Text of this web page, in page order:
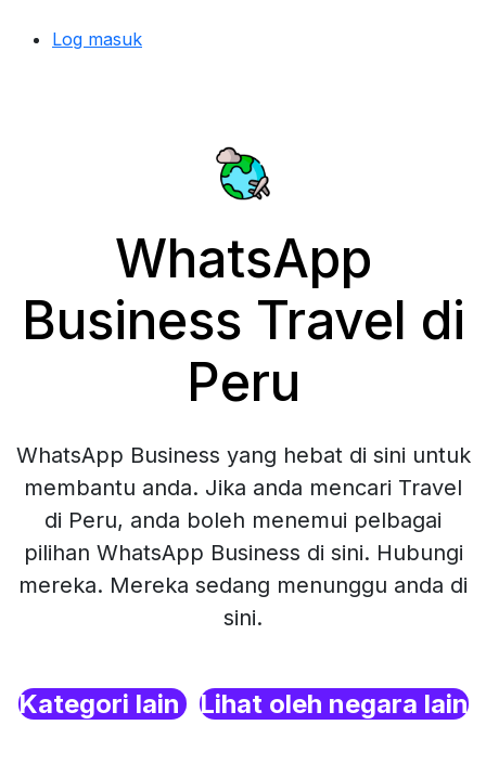
Log masuk
WhatsApp
Business Travel di
Peru
WhatsApp Business yang hebat di sini untuk
membantu anda. Jika anda mencari Travel
di Peru, anda boleh menemui pelbagai
pilihan WhatsApp Business di sini. Hubungi
mereka. Mereka sedang menunggu anda di
sini.
Kategori lain Lihat oleh negara lain